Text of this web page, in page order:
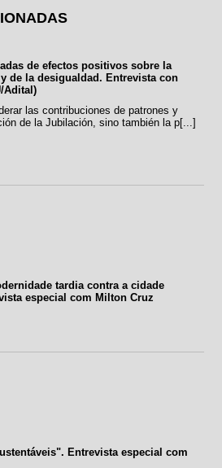
de efectos positivos sobre la
de la desigualdad. Entrevista con
Adital)
las contribuciones de patrones y
de la Jubilación, sino también la p[...]
tardia contra a cidade
especial com Milton Cruz
Entrevista especial com